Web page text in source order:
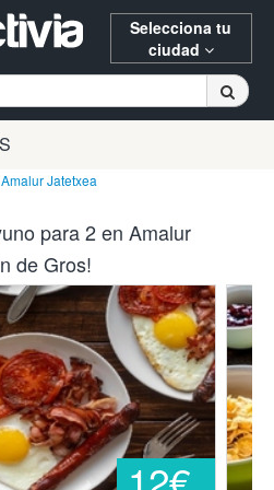
Selecciona tu
ciudad
Donostia
Logroño
Palencia
Tarragona
Zaragoza
Amalur Jatetxea
para 2 en Amalur
de Gros!